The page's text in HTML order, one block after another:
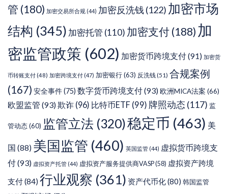
管 (180) 加密交易所合规 (44) 加密反洗钱 (122) 加密市场
结构 (345) 加密托管 (110) 加密支付 (188) 加
密监管政策 (602) 加密货币跨境支付(91) 加密货
币转账支付 (48) 加密跨境支付 (47) 加密银行(63) 反洗钱(51) 合规案例
(167) 安全事件(75) 数字货币跨境支付(93)欧洲MICA法案 (66)
欧盟监管 (93)欺诈 (96) 比特币ETF (99) 牌照动态 (117) 监
管动态(60) 监管立法 (320)稳定币 (463) 美
国 (88) 美国监管 (460) 英国监管 (44) 虚拟货币跨境支
付(93) 虚拟资产托管 (44) 虚拟资产服务提供商VASP(58) 虚拟资产跨境
支付(84) 行业观察 (361) 资产代币化(80) 韩国监管